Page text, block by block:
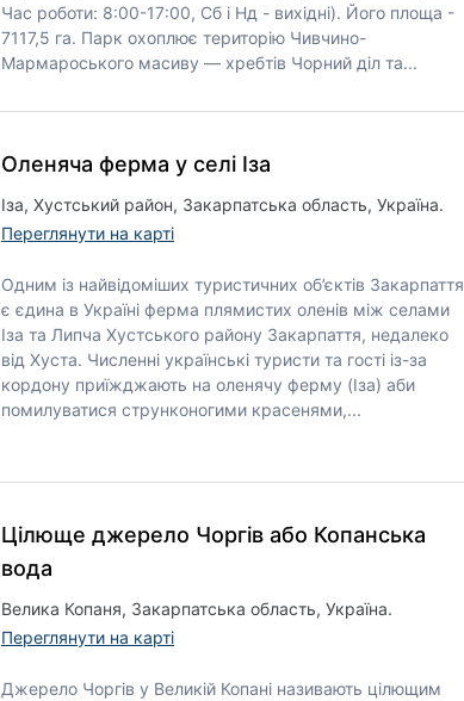
Час роботи: 8:00-17:00, Сб і Нд - вихідні). Його площа -
7117,5 га. Парк охоплює територію Чивчино-
Мармароського масиву — хребтів Чорний діл та...
Оленяча ферма у селі Іза
Іза, Хустський район, Закарпатська область, Україна.
Переглянути на карті
Одним із найвідоміших туристичних об’єктів Закарпаття
є єдина в Україні ферма плямистих оленів між селами
Іза та Липча Хустського району Закарпаття, недалеко
від Хуста. Численні українські туристи та гості із-за
кордону приїжджають на оленячу ферму (Іза) аби
помилуватися струнконогими красенями,...
Цілюще джерело Чоргів або Копанська
вода
Велика Копаня, Закарпатська область, Україна.
Переглянути на карті
Джерело Чоргів у Великій Копані називають цілющим